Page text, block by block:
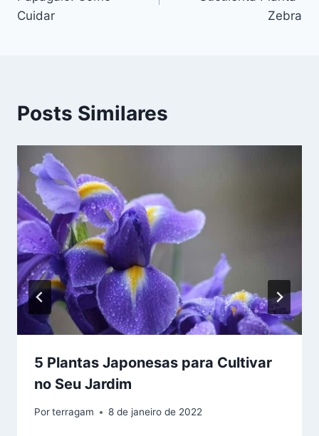
Post
Cuidar
Zebra
Posts Similares
5 Plantas Japonesas para Cultivar
no Seu Jardim
Porterragam 8 de janeiro de 2022